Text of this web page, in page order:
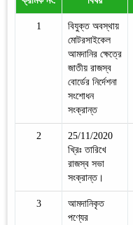
1
বিযুক্ত অবস্থায়
মোটরসাইকেল
আমদানির ক্ষেত্রে
জাতীয় রাজস্ব
বোর্ডের নির্দেশনা
সংশোধন
সংক্রান্ত
2
25/11/2020
খ্রিঃ তারিখে
রাজস্ব সভা
সংক্রান্ত।
3
আমদানিকৃত
পণ্যের